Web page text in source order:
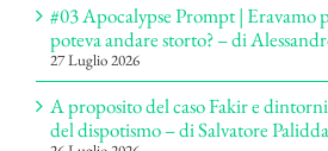
#03 Apocalypse Prompt | Eravamo
poteva andare storto? – di
27 Luglio 2026
A proposito del caso Fakir e
del dispotismo – di Salvatore Palidda